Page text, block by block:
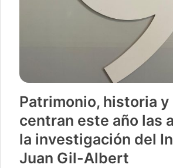
Patrimonio, historia
centran este año las
la investigación del
Juan Gil-Albert